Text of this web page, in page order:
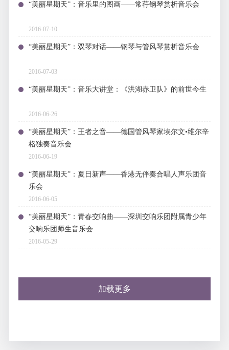
“美丽星期天”：音乐里的图画——常荇钢琴赏析音乐会
2016-07-10
“美丽星期天”：双琴对话——钢琴与管风琴赏析音乐会
2016-07-03
“美丽星期天”：音乐大讲堂：《洪湖赤卫队》的前世今生
2016-06-26
“美丽星期天”：王者之音——德国管风琴家埃尔文•维尔辛
格独奏音乐会
2016-06-19
“美丽星期天”：夏日新声——香港无伴奏合唱人声乐团音
乐会
2016-06-05
“美丽星期天”：青春交响曲——深圳交响乐团附属青少年
交响乐团师生音乐会
2016-05-29
加载更多